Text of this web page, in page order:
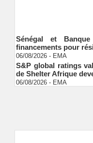
Sénégal et
financements pour
06/08/2026 - EMA
S&P global ratings
de Shelter Afrique
06/08/2026 -EMA
Industrialisation
transparence locale,
Ndakhté M.